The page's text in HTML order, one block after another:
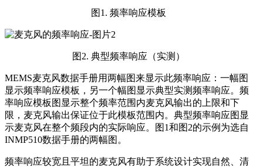
图1. 频率响应模板
图2. 典型频率响应（实测）
MEMS麦克风数据手册用两幅图来显示此频率响应：一幅图
显示频率响应模板，另一个幅图显示典型实测频率响应。频
率响应模板图显示整个频率范围内麦克风输出的上限和下
限，麦克风输出保证位于此模板范围内。典型频率响应图显
示麦克风在整个频段内的实际响应。图1和图2的示例为选自
INMP510数据手册的两幅图。
频率响应较宽且平坦的麦克风有助于系统设计实现自然、清